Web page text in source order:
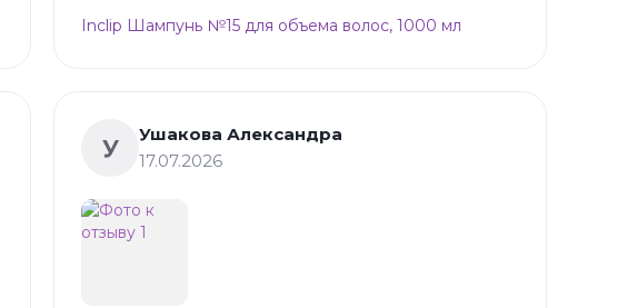
Inclip Шампунь №15 для объема волос, 1000 мл
У
Ушакова Александра
17.07.2026